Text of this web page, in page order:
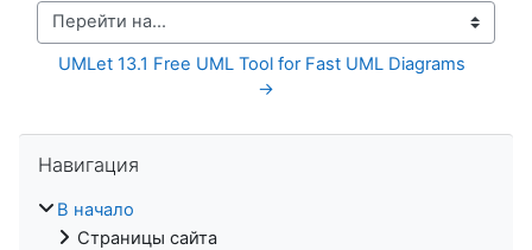
Перейти на...
UMLet 13.1 Free UML Tool for Fast UML Diagrams
→
Навигация
В начало
Страницы сайта